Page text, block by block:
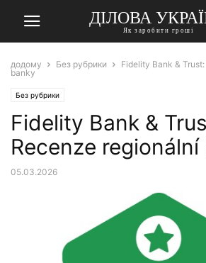
ДІЛОВА
Як заробити гроші
додому Без рубрики
Fidelity Bank &
banky
Без рубрики
Fidelity Bank &
Recenze
05.03.2026